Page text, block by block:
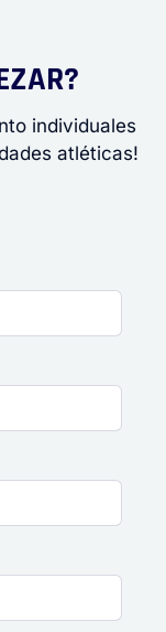
individuales
atléticas!